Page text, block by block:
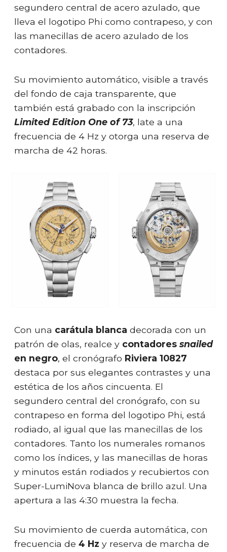
segundero central de acero azulado, que
lleva el logotipo Phi como contrapeso, y con
las manecillas de acero azulado de los
contadores.
Su movimiento automático, visible a través
del fondo de caja transparente, que
también está grabado con la inscripción
Limited Edition One of 73, late a una
frecuencia de 4 Hz y otorga una reserva de
marcha de 42 horas.
Con una carátula blanca decorada con un
patrón de olas, realce y contadores snailed
en negro, el cronógrafo Riviera 10827
destaca por sus elegantes contrastes y una
estética de los años cincuenta. El
segundero central del cronógrafo, con su
contrapeso en forma del logotipo Phi, está
rodiado, al igual que las manecillas de los
contadores. Tanto los numerales romanos
como los índices, y las manecillas de horas
y minutos están rodiados y recubiertos con
Super-LumiNova blanca de brillo azul. Una
apertura a las 4:30 muestra la fecha.
Su movimiento de cuerda automática, con
frecuencia de 4 Hz y reserva de marcha de